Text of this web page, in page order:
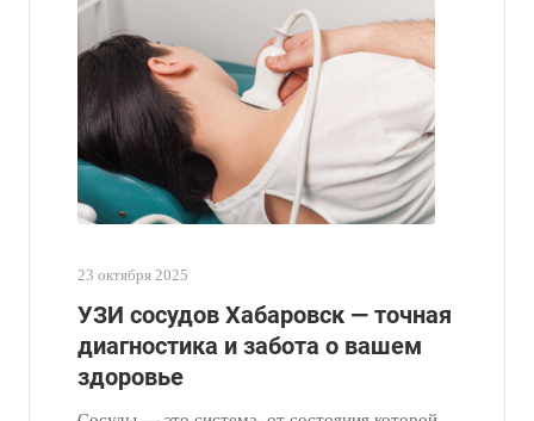
23 октября 2025
УЗИ сосудов Хабаровск — точная
диагностика и забота о вашем
здоровье